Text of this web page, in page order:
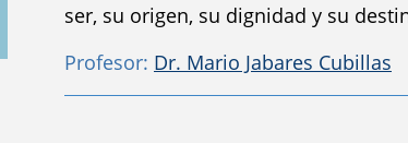
ser, su origen, su dignidad y su
Profesor: Dr. Mario Jabares Cubillas